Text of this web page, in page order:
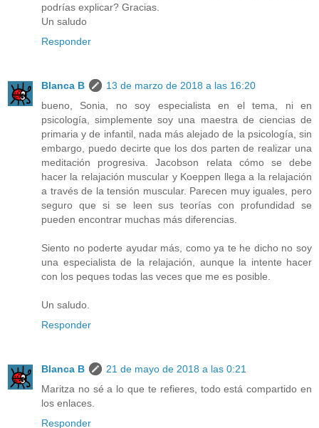
podrías explicar? Gracias.
Un saludo
Responder
Blanca B
13 de marzo de 2018 a las 16:20
bueno, Sonia, no soy especialista en el tema, ni en
psicología, simplemente soy una maestra de ciencias de
primaria y de infantil, nada más alejado de la psicología, sin
embargo, puedo decirte que los dos parten de realizar una
meditación progresiva. Jacobson relata cómo se debe
hacer la relajación muscular y Koeppen llega a la relajación
a través de la tensión muscular. Parecen muy iguales, pero
seguro que si se leen sus teorías con profundidad se
pueden encontrar muchas más diferencias.
Siento no poderte ayudar más, como ya te he dicho no soy
una especialista de la relajación, aunque la intente hacer
con los peques todas las veces que me es posible.
Un saludo.
Responder
Blanca B
21 de mayo de 2018 a las 0:21
Maritza no sé a lo que te refieres, todo está compartido en
los enlaces.
Responder